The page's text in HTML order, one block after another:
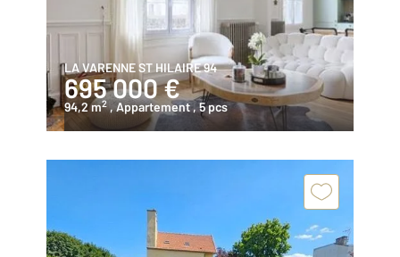
LA VARENNE ST HILAIRE 94
695 000 €
94,2 m2 , Appartement , 5 pcs